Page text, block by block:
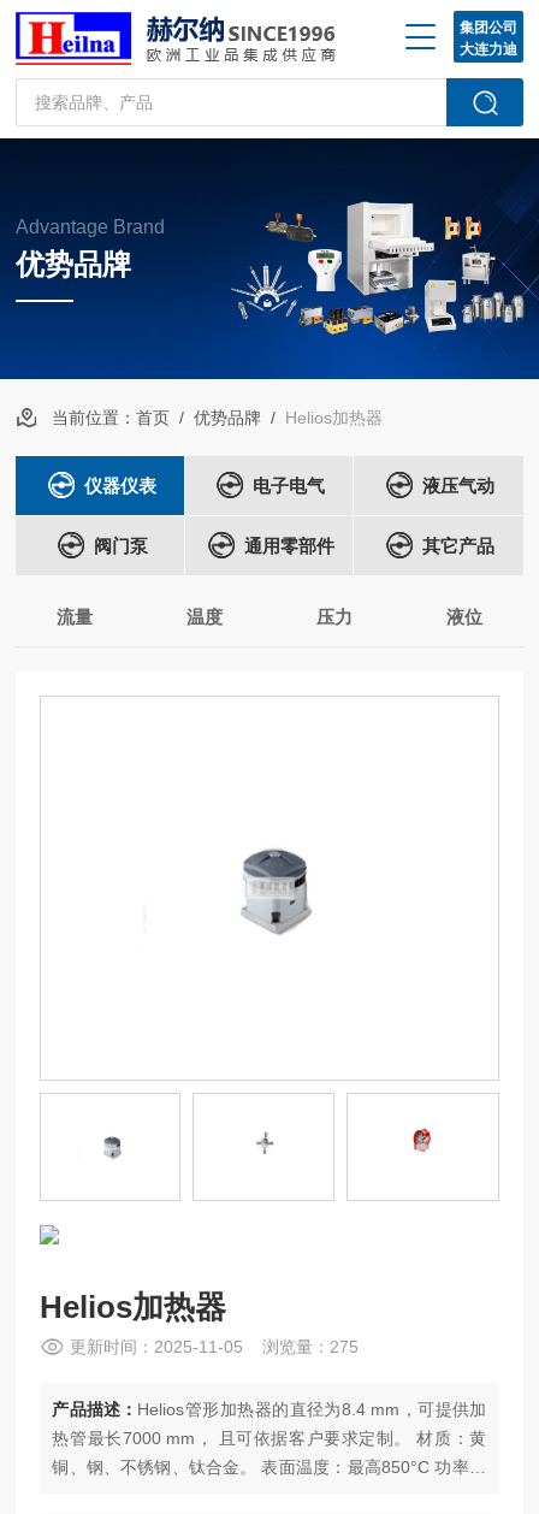
集团公司
大连力迪
Advantage Brand
优势品牌
当前位置：首页 /优势品牌 / Helios加热器
仪器仪表 电子电气 液压气动
阀门泵 通用零部件 其它产品
流量 温度 压力 液位
Helios加热器
更新时间：2025-11-05 浏览量：275
产品描述： Helios管形加热器的直径为8.4 mm，可提供加
热管最长7000 mm， 且可依据客户要求定制。 材质：黄
铜、钢、不锈钢、钛合金。 表面温度：最高850°C 功率：